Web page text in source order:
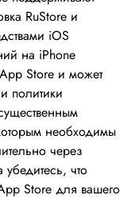
RuStore и
iOS
на iPhone
Store и может
политики
необходимы
через
что
Store для вашего